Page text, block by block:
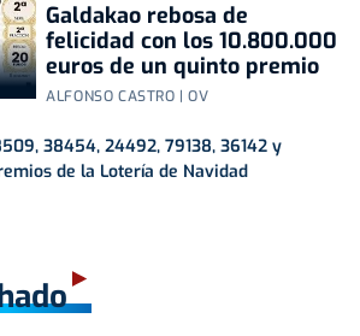
Galdakao rebosa de
felicidad con los 10.800.000
euros de un quinto premio
ALFONSO CASTRO | OV
38454, 24492, 79138, 36142 y
de la Lotería de Navidad